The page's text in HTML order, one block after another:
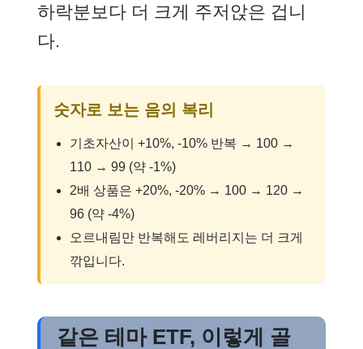
하락분보다 더 크게 주저앉은 겁니
다.
숫자로 보는 음의 복리
기초자산이 +10%, -10% 반복 → 100 →
110 → 99 (약 -1%)
2배 상품은 +20%, -20% → 100 → 120 →
96 (약 -4%)
오르내림만 반복해도 레버리지는 더 크게
깎입니다.
같은 테마 ETF, 이렇게 골